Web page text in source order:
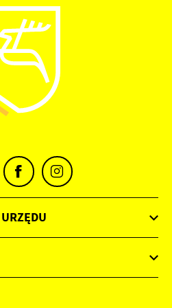
pośredników prezentujących nasze
komunikatów mediów